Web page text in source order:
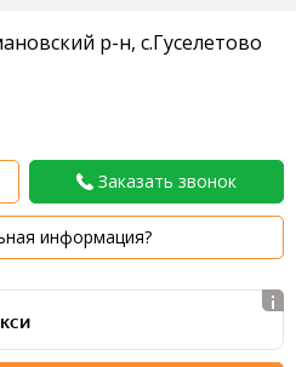
р-н, c.Гуселетово
Заказать звонок
информация?